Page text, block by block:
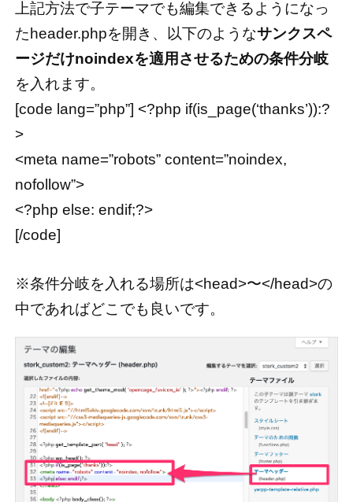
上記方法で子テーマでも編集できるようになっ
たheader.phpを開き、以下のようなサンクスペ
ージだけnoindexを適用させるための条件分岐
を入れます。
[code lang=”php”] <?php if(is_page(‘thanks’)):?
>
<meta name=”robots” content=”noindex,
nofollow”>
<?php else: endif;?>
[/code]
※条件分岐を入れる場所は<head>〜</head>の
中であればどこでも良いです。